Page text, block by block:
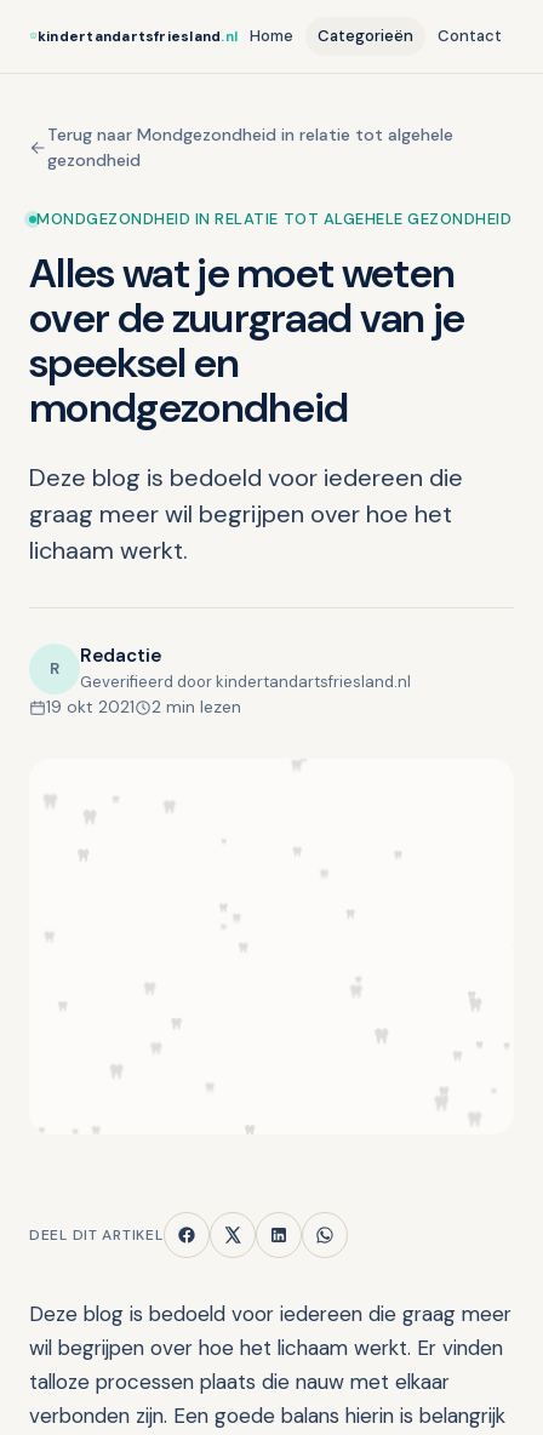
kindertandartsfriesland.nl Home Categorieën Contact
Terug naar Mondgezondheid in relatie tot algehele
gezondheid
MONDGEZONDHEID IN RELATIE TOT ALGEHELE GEZONDHEID
Alles wat je moet weten
over de zuurgraad van je
speeksel en
mondgezondheid
Deze blog is bedoeld voor iedereen die
graag meer wil begrijpen over hoe het
lichaam werkt.
R Redactie
Geverifieerd door kindertandartsfriesland.nl
19 okt 2021 2 min lezen
DEEL DIT ARTIKEL
Deze blog is bedoeld voor iedereen die graag meer
wil begrijpen over hoe het lichaam werkt. Er vinden
talloze processen plaats die nauw met elkaar
verbonden zijn. Een goede balans hierin is belangrijk